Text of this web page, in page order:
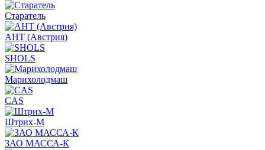
Старатель
АНТ (Австрия)
SHOLS
Марихолодмаш
CAS
Штрих-М
ЗАО МАССА-К